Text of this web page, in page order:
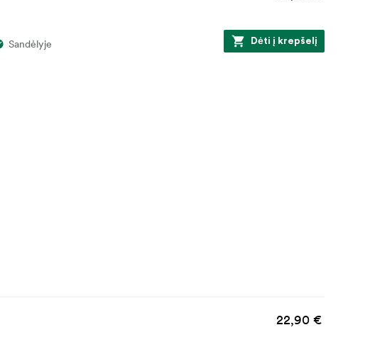
Sandėlyje Dėti į krepšelį
22,90 €